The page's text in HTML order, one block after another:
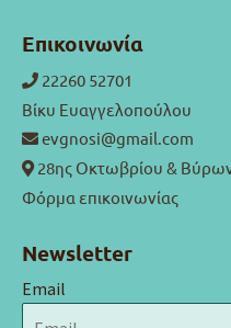
Επικοινωνία
22260 52701
Βίκυ Ευαγγελοπούλου
evgnosi@gmail.com
28ης Οκτωβρίου &
Φόρμα επικοινωνίας
Newsletter
Email